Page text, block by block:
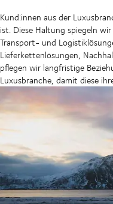
Kund:innen aus der
ist. Diese Haltung spiegeln
Transport- und
Lieferkettenlösungen,
pflegen wir langfristige
Luxusbranche, damit diese